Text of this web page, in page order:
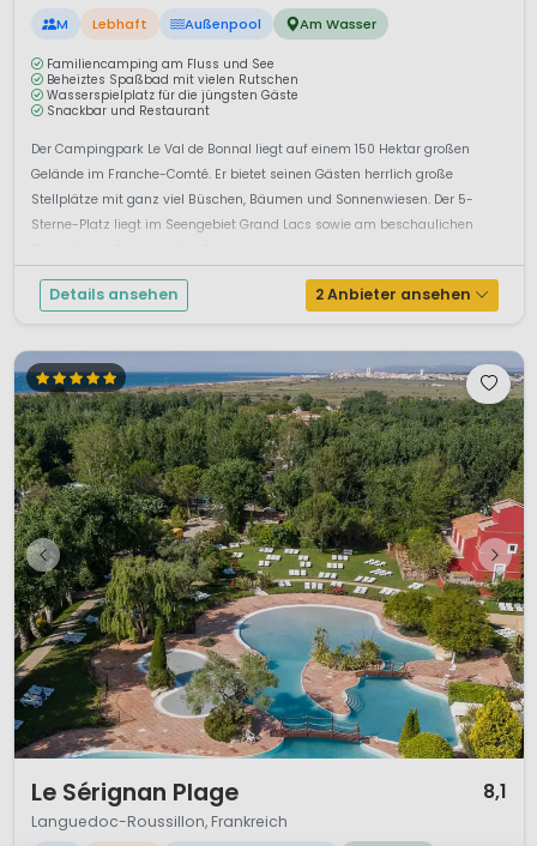
M Lebhaft Außenpool Am Wasser
Familiencamping am Fluss und See
Beheiztes Spaßbad mit vielen Rutschen
Wasserspielplatz für die jüngsten Gäste
Snackbar und Restaurant
Der Campingpark Le Val de Bonnal liegt auf einem 150 Hektar großen
Gelände im Franche-Comté. Er bietet seinen Gästen herrlich große
Stellplätze mit ganz viel Büschen, Bäumen und Sonnenwiesen. Der 5-
Sterne-Platz liegt im Seengebiet Grand Lacs sowie am beschaulichen
Details ansehen 2 Anbieter ansehen
Le Sérignan Plage 8,1
Languedoc-Roussillon, Frankreich